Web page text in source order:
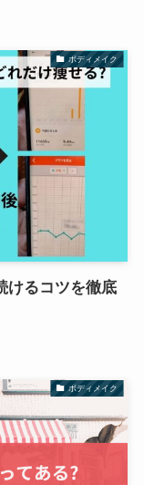
ボディメイク
けるコツを徹底
ボディメイク